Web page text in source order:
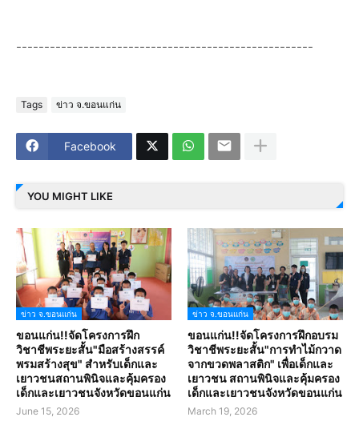
-----------------------------------------------------
Tags ข่าว จ.ขอนแก่น
Facebook
YOU MIGHT LIKE
ข่าว จ.ขอนแก่น
ขอนแก่น!!จัดโครงการฝึก
วิชาชีพระยะสั้น"มือสร้างสรรค์
พรมสร้างสุข" สำหรับเด็กและ
เยาวชนสถานพินิจและคุ้มครอง
เด็กและเยาวชนจังหวัดขอนแก่น
June 15, 2026
ข่าว จ.ขอนแก่น
ขอนแก่น!!จัดโครงการฝึกอบรม
วิชาชีพระยะสั้น"การทำไม้กวาด
จากขวดพลาสติก" เพื่อเด็กและ
เยาวชน สถานพินิจและคุ้มครอง
เด็กและเยาวชนจังหวัดขอนแก่น
March 19, 2026